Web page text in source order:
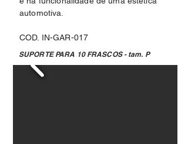
SUPORTE PARA 10 FRASCOS - tam. P
automotiva.
COD. IN-GAR-017